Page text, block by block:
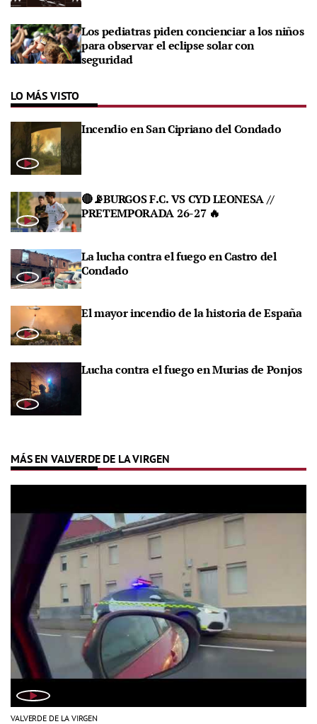
Los pediatras piden concienciar a los niños
para observar el eclipse solar con
seguridad
LO MÁS VISTO
Incendio en San Cipriano del Condado
🔴📡BURGOS F.C. VS CYD LEONESA //
PRETEMPORADA 26-27 🔥
La lucha contra el fuego en Castro del
Condado
El mayor incendio de la historia de España
Lucha contra el fuego en Murias de Ponjos
MÁS EN VALVERDE DE LA VIRGEN
VALVERDE DE LA VIRGEN